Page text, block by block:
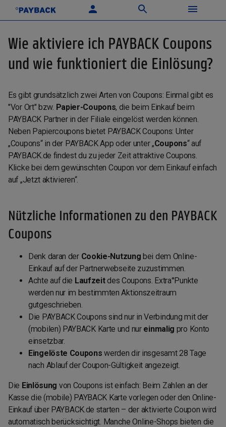
Wie aktiviere ich PAYBACK Coupons
und wie funktioniert die Einlösung?
Es gibt grundsätzlich zwei Arten von Coupons: Einmal gibt es
"Vor Ort" bzw. Papier-Coupons, die beim Einkauf beim
PAYBACK Partner in der Filiale eingelöst werden können.
Neben Papiercoupons bietet PAYBACK Coupons: Unter
„Coupons“ in der PAYBACK App oder unter „Coupons“ auf
PAYBACK.de findest du zu jeder Zeit attraktive Coupons.
Klicke bei dem gewünschten Coupon vor dem Einkauf einfach
auf „Jetzt aktivieren“.
Nützliche Informationen zu den PAYBACK
Coupons
Denk daran der Cookie-Nutzung bei dem Online-
Einkauf auf der Partnerwebseite zuzustimmen.
Achte auf die Laufzeitdes Coupons. Extra°Punkte
werden nur im bestimmten Aktionszeitraum
gutgeschrieben.
Die PAYBACK Coupons sind nur in Verbindung mit der
(mobilen) PAYBACK Karte und nur einmalig pro Konto
einsetzbar.
Eingelöste Coupons werden dir insgesamt 28 Tage
nach Ablauf der Coupon-Gültigkeit angezeigt.
Die Einlösung von Coupons ist einfach: Beim Zahlen an der
Kasse die (mobile) PAYBACK Karte vorlegen oder den Online-
Einkauf über PAYBACK.de starten – der aktivierte Coupon wird
automatisch berücksichtigt. Manche Online-Shops bieten die